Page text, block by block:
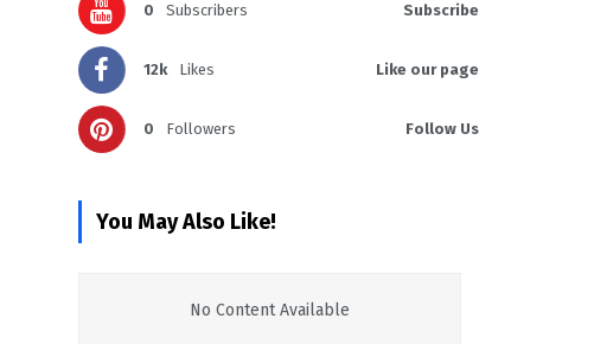
0 Subscribers Subscribe
12k Likes Like our page
0 Followers Follow Us
You May Also Like!
No Content Available